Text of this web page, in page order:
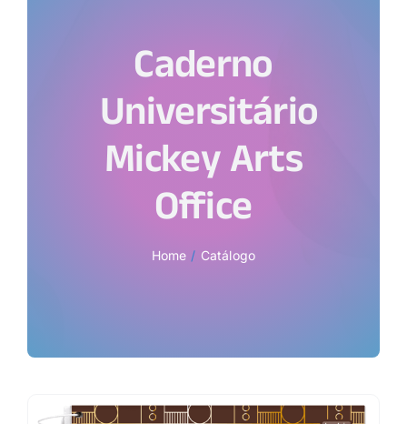
Caderno
Universitário
Mickey Arts
Office
Home Catálogo